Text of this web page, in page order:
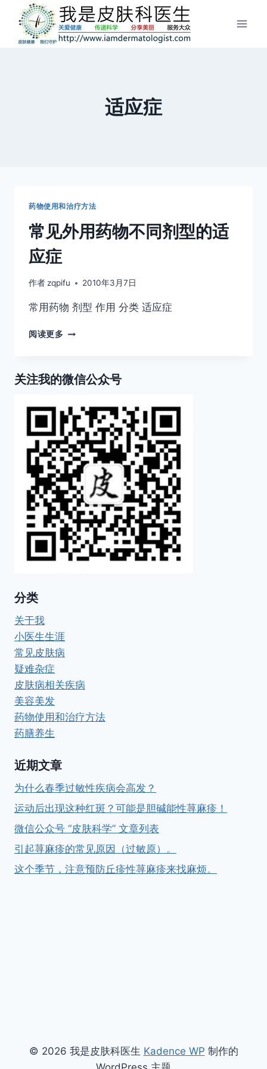
适应症
药物使用和治疗方法
常见外用药物不同剂型的适
应症
作者zqpifu 2010年3月7日
常用药物 剂型 作用 分类 适应症
阅读更多 常
药
不
同
剂
型
的
适
应
症
关注我的微信公众号
分类
关于我
小医生生涯
常见皮肤病
疑难杂症
皮肤病相关疾病
美容美发
药物使用和治疗方法
药膳养生
近期文章
为什么春季过敏性疾病会高发？
运动后出现这种红斑？可能是胆碱能性荨麻疹！
微信公众号 “皮肤科学” 文章列表
引起荨麻疹的常见原因（过敏原）。
这个季节，注意预防丘疹性荨麻疹来找麻烦。
© 2026 我是皮肤科医生 Kadence WP 制作的